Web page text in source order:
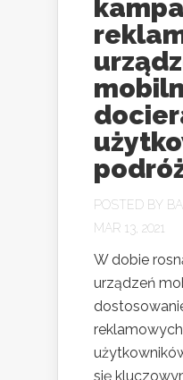
POSTED BY
MAR 13, 2021
W dobie
urządzeń
się